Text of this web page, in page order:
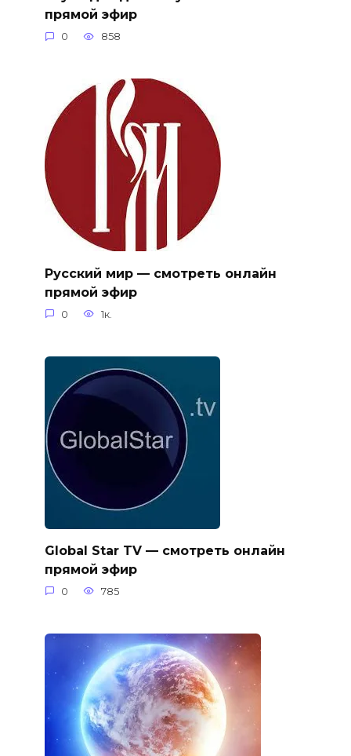
прямой эфир
0 858
Русский мир — смотреть онлайн
прямой эфир
0 1к.
Global Star TV — смотреть онлайн
прямой эфир
0 785